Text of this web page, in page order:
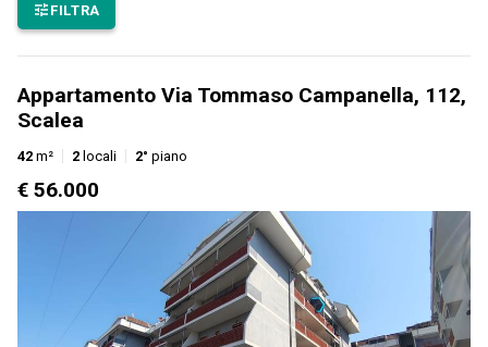
FILTRA
Appartamento Via Tommaso Campanella, 112,
Scalea
42 m² 2 locali 2° piano
€ 56.000